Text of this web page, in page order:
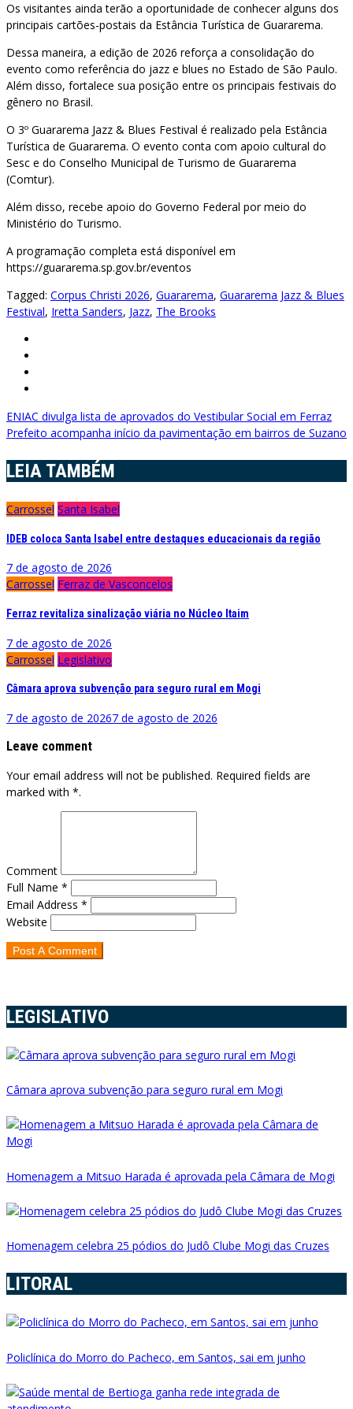
Os visitantes ainda terão a oportunidade de conhecer alguns dos
principais cartões-postais da Estância Turística de Guararema.
Dessa maneira, a edição de 2026 reforça a consolidação do
evento como referência do jazz e blues no Estado de São Paulo.
Além disso, fortalece sua posição entre os principais festivais do
gênero no Brasil.
O 3º Guararema Jazz & Blues Festival é realizado pela Estância
Turística de Guararema. O evento conta com apoio cultural do
Sesc e do Conselho Municipal de Turismo de Guararema
(Comtur).
Além disso, recebe apoio do Governo Federal por meio do
Ministério do Turismo.
A programação completa está disponível em
https://guararema.sp.gov.br/eventos
Tagged: Corpus Christi 2026, Guararema, Guararema Jazz & Blues
Festival, Iretta Sanders, Jazz, The Brooks
Navegação
de
Post
ENIAC divulga lista de aprovados do Vestibular Social em Ferraz
Prefeito acompanha início da pavimentação em bairros de Suzano
LEIA TAMBÉM
Carrossel Santa Isabel
IDEB coloca Santa Isabel entre destaques educacionais da região
7 de agosto de 2026
Carrossel Ferraz de Vasconcelos
Ferraz revitaliza sinalização viária no Núcleo Itaim
7 de agosto de 2026
Carrossel Legislativo
Câmara aprova subvenção para seguro rural em Mogi
7 de agosto de 20267 de agosto de 2026
Leave comment
Your email address will not be published. Required fields are
marked with *.
Comment
Full Name *
Email Address *
Website
LEGISLATIVO
Câmara aprova subvenção para seguro rural em Mogi
Homenagem a Mitsuo Harada é aprovada pela Câmara de Mogi
Homenagem celebra 25 pódios do Judô Clube Mogi das Cruzes
LITORAL
Policlínica do Morro do Pacheco, em Santos, sai em junho